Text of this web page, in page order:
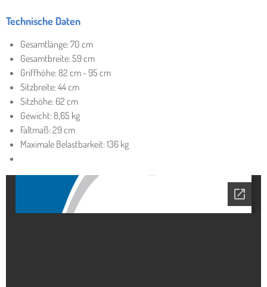
Technische Daten
Gesamtlänge: 70 cm
Gesamtbreite: 59 cm
Griffhöhe: 82 cm - 95 cm
Sitzbreite: 44 cm
Sitzhöhe: 62 cm
Gewicht: 8,65 kg
Faltmaß: 29 cm
Maximale Belastbarkeit: 136 kg